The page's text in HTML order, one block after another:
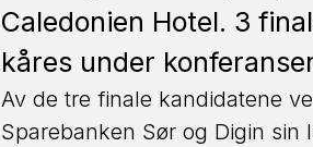
Caledonien Hotel. 3
kåres under
Av de tre finale kandidatene
Sparebanken Sør og Digin